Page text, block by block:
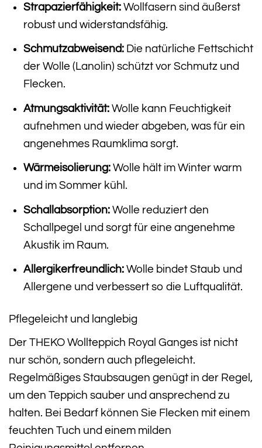
Strapazierfähigkeit:Wollfasern sind äußerst
robust und widerstandsfähig.
Schmutzabweisend:Die natürliche Fettschicht
der Wolle (Lanolin) schützt vor Schmutz und
Flecken.
Atmungsaktivität:Wolle kann Feuchtigkeit
aufnehmen und wieder abgeben, was für ein
angenehmes Raumklima sorgt.
Wärmeisolierung:Wolle hält im Winter warm
und im Sommer kühl.
Schallabsorption:Wolle reduziert den
Schallpegel und sorgt für eine angenehme
Akustik im Raum.
Allergikerfreundlich:Wolle bindet Staub und
Allergene und verbessert so die Luftqualität.
Pflegeleicht und langlebig
Der THEKO Wollteppich Royal Ganges ist nicht
nur schön, sondern auch pflegeleicht.
Regelmäßiges Staubsaugen genügt in der Regel,
um den Teppich sauber und ansprechend zu
halten. Bei Bedarf können Sie Flecken mit einem
feuchten Tuch und einem milden